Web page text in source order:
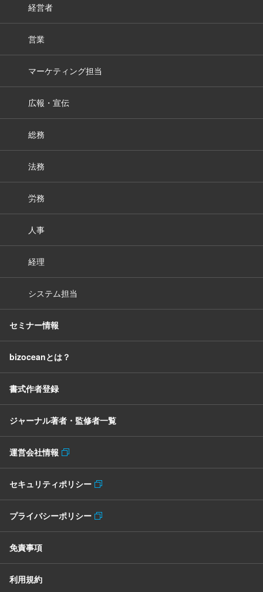
経営者
営業
マーケティング担当
広報・宣伝
総務
法務
労務
人事
経理
システム担当
セミナー情報
bizoceanとは？
書式作者登録
ジャーナル著者・監修者一覧
運営会社情報
セキュリティポリシー
プライバシーポリシー
免責事項
利用規約